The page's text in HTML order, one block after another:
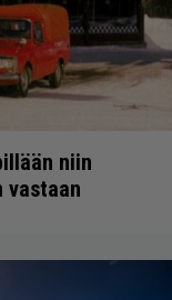
niin
vastaan